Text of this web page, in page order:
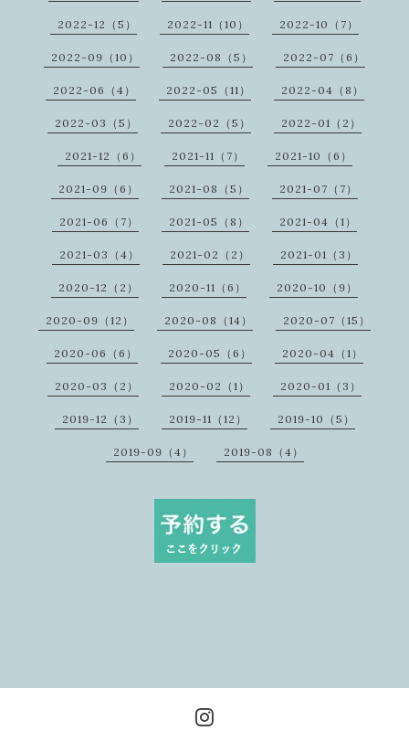
2022-12（5） 2022-11（10） 2022-10（7）
2022-09（10） 2022-08（5） 2022-07（6）
2022-06（4） 2022-05（11） 2022-04（8）
2022-03（5） 2022-02（5） 2022-01（2）
2021-12（6） 2021-11（7） 2021-10（6）
2021-09（6） 2021-08（5） 2021-07（7）
2021-06（7） 2021-05（8） 2021-04（1）
2021-03（4） 2021-02（2） 2021-01（3）
2020-12（2） 2020-11（6） 2020-10（9）
2020-09（12） 2020-08（14） 2020-07（15）
2020-06（6） 2020-05（6） 2020-04（1）
2020-03（2） 2020-02（1） 2020-01（3）
2019-12（3） 2019-11（12） 2019-10（5）
2019-09（4） 2019-08（4）